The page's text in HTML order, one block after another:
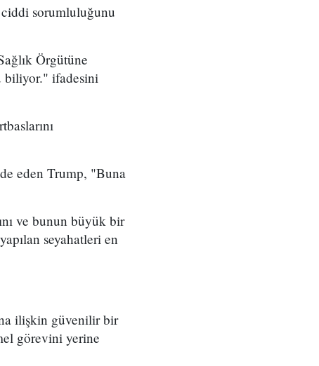
ciddi sorumluluğunu
Örgütüne
biliyor." ifadesini
eden Trump, "Buna
ve bunun büyük bir
seyahatleri en
ilişkin güvenilir bir
görevini yerine